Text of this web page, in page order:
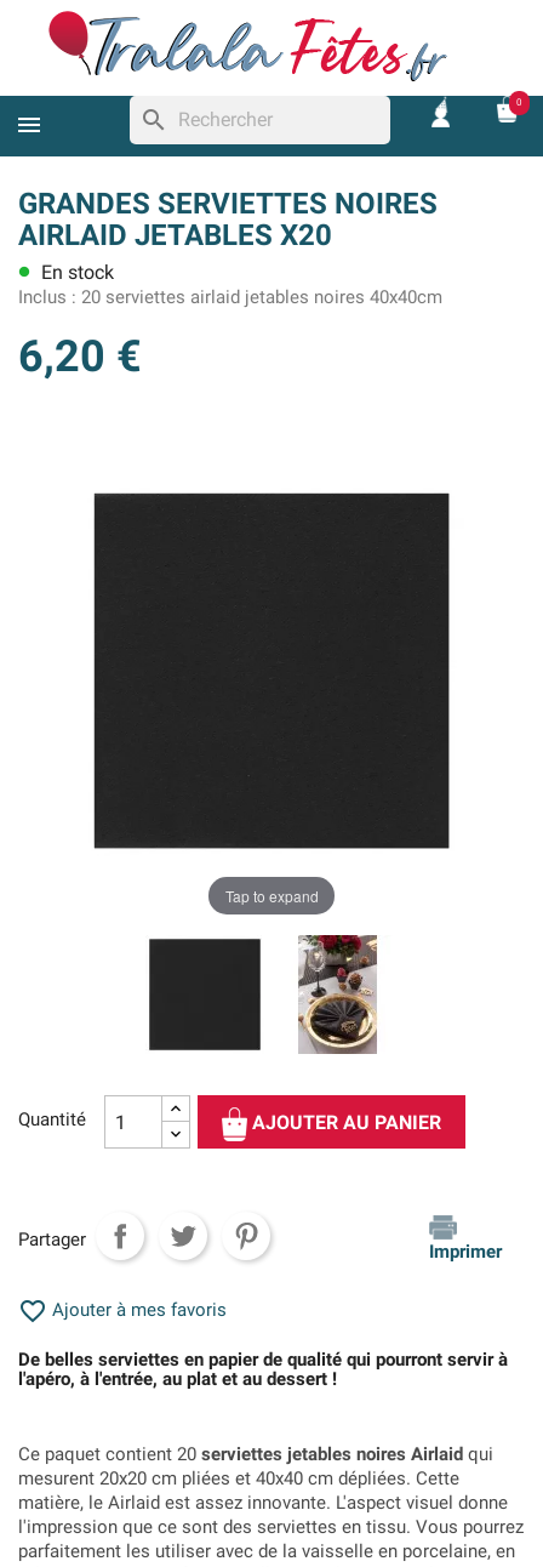
search
0
GRANDES SERVIETTES NOIRES
AIRLAID JETABLES X20
lens En stock
Inclus : 20 serviettes airlaid jetables noires 40x40cm
6,20 €
Tap to expand
Quantité AJOUTER AU PANIER
Partager
Imprimer
 Ajouter à mes favoris
De belles serviettes en papier de qualité qui pourront servir à
l'apéro, à l'entrée, au plat et au dessert !
Ce paquet contient 20 serviettes jetables noires Airlaid qui
mesurent 20x20 cm pliées et 40x40 cm dépliées. Cette
matière, le Airlaid est assez innovante. L'aspect visuel donne
l'impression que ce sont des serviettes en tissu. Vous pourrez
parfaitement les utiliser avec de la vaisselle en porcelaine, en